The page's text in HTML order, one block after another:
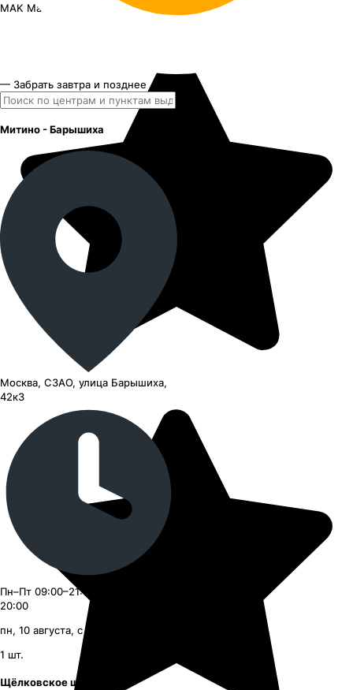
MAK Mark 18"x8J PCD 5x112 ЕТ 30 ЦО 66.6
— Забрать завтра и позднее
Митино - Барышиха
Москва, СЗАО, улица Барышиха,
42к3
Пн–Пт 09:00–21:00, Сб–Вс 09:00–
20:00
пн, 10 августа, с 09:00
1 шт.
Щёлковское шоссе